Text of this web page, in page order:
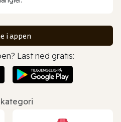
i appen
Last ned gratis: